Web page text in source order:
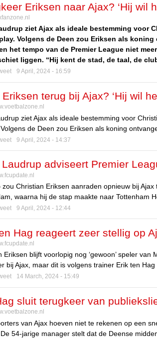
Eriksen naar Ajax? ‘Hij wil
ziet Ajax als ideale bestemming voor
Volgens de Deen zou Eriksen als
het tempo van de Premier League niet
liggen. “Hij kent de stad, de taal, de
9 April, 2024 - 16:59
Eriksen terug bij Ajax? ‘Hij wil
ziet Ajax als ideale bestemming voor
de Deen zou Eriksen als koning
9 April, 2024 - 14:37
adviseert Premier
als koning onthaald’
zou Christian Eriksen aanraden opnieuw bij
waarna hij de stap maakte naar Tottenham
9 April, 2024 - 12:44
Hag reageert zeer stellig op
Eriksen blijft voorlopig nog ‘gewoon’ speler
bij Ajax, maar dit is volgens trainer Erik ten
14 March, 2024 - 15:49
sluit terugkeer van
van Ajax hoeven niet te rekenen op een
54-jarige manager stelt dat de Deense